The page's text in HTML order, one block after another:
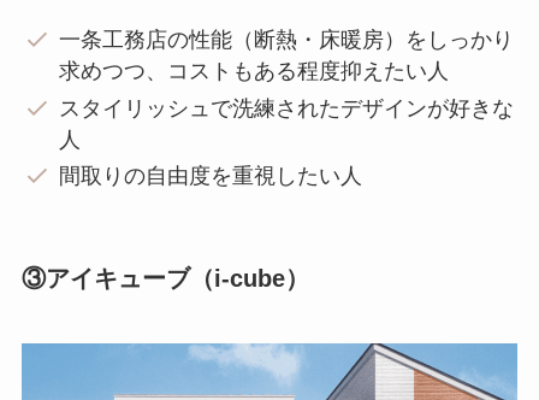
一条工務店の性能（断熱・床暖房）をしっかり
求めつつ、コストもある程度抑えたい人
スタイリッシュで洗練されたデザインが好きな
人
間取りの自由度を重視したい人
③アイキューブ（i-cube）